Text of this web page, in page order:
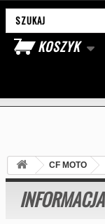
KOSZYK
Wyszukaj produkt
CF MOTO
INFORMACJA